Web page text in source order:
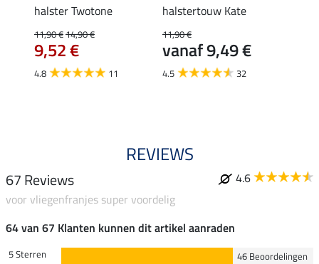
halster Twotone
11,90 €14,90 €
9,52 €
4.8 11
halstertouw Kate
11,90 €
vanaf 9,49 €
4.5 32
REVIEWS
67 Reviews
4.6
voor vliegenfranjes super voordelig
64 van 67 Klanten kunnen dit artikel aanraden
5 Sterren
46 Beoordelingen